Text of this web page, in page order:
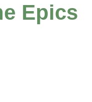
Epics